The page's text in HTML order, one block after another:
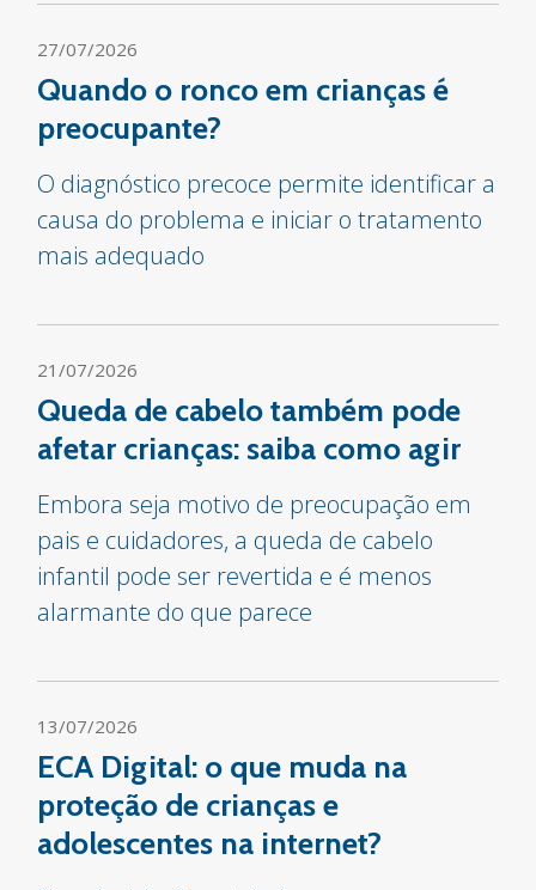
27/07/2026
Quando o ronco em crianças é
preocupante?
O diagnóstico precoce permite identificar a
causa do problema e iniciar o tratamento
mais adequado
21/07/2026
Queda de cabelo também pode
afetar crianças: saiba como agir
Embora seja motivo de preocupação em
pais e cuidadores, a queda de cabelo
infantil pode ser revertida e é menos
alarmante do que parece
13/07/2026
ECA Digital: o que muda na
proteção de crianças e
adolescentes na internet?